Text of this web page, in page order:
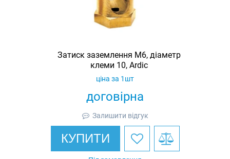
Затиск заземлення M6, діаметр
клеми 10, Ardic
договірна
ціна за 1шт
Залишити відгук
КУПИТИ